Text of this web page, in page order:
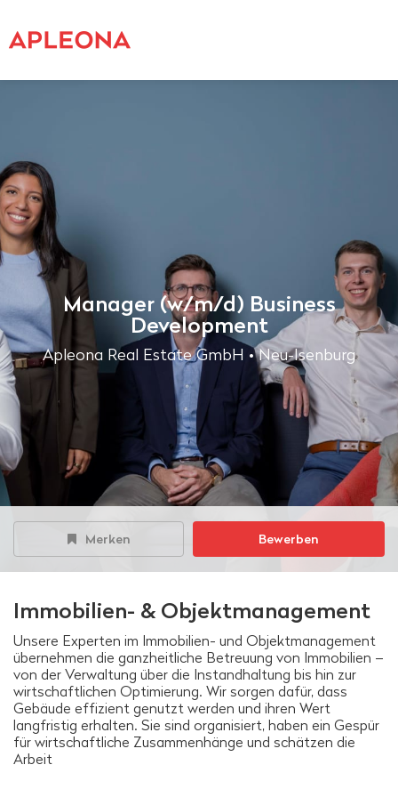
Manager (w/m/d) Business
Development
Apleona Real Estate GmbH • Neu-Isenburg
Merken Bewerben
Immobilien- & Objektmanagement
Unsere Experten im Immobilien- und Objektmanagement
übernehmen die ganzheitliche Betreuung von Immobilien –
von der Verwaltung über die Instandhaltung bis hin zur
wirtschaftlichen Optimierung. Wir sorgen dafür, dass
Gebäude effizient genutzt werden und ihren Wert
langfristig erhalten. Sie sind organisiert, haben ein Gespür
für wirtschaftliche Zusammenhänge und schätzen die
Arbeit